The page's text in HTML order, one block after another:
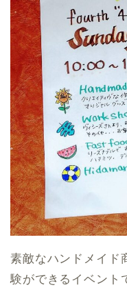
素敵なハンドメイド
験ができるイベント